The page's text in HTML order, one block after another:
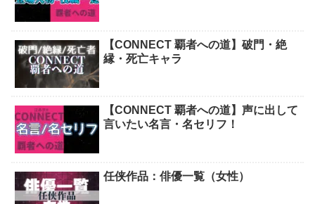
【CONNECT 覇者への道】破門・絶
縁・死亡キャラ
【CONNECT 覇者への道】声に出して
言いたい名言・名セリフ！
任侠作品：俳優一覧（女性）